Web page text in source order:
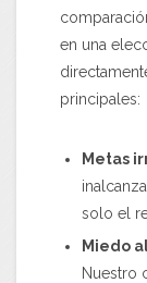
en una
principales:
Metas
solo el
Miedo
Nuestro